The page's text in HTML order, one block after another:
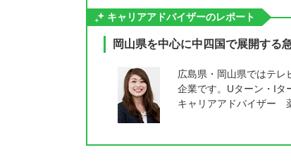
キャリアアドバイザーのレポート
岡山県を中心に中四国で展開する
広島県・岡山県ではテレ
企業です。Uターン・Iタ
キャリアアドバイザー